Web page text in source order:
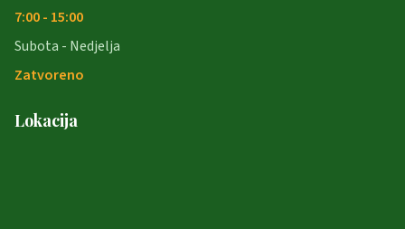
7:00 - 15:00
Subota - Nedjelja
Zatvoreno
Lokacija